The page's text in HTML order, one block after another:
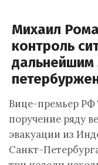
Михаил
контроль
дальнейшим
Вице-премьер РФ
поручение ряду
эвакуации из
Санкт-